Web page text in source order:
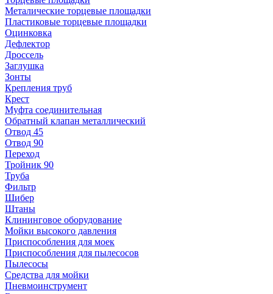
Металические торцевые площадки
Пластиковые торцевые площадки
Оцинковка
Дефлектор
Дроссель
Заглушка
Зонты
Крепления труб
Крест
Муфта соединительная
Обратный клапан металлический
Отвод 45
Отвод 90
Переход
Тройник 90
Труба
Фильтр
Шибер
Штаны
Клининговое оборудование
Мойки высокого давления
Приспособления для моек
Приспособления для пылесосов
Пылесосы
Средства для мойки
Пневмоинструмент